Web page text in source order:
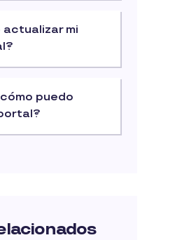
actualizar mi
puedo